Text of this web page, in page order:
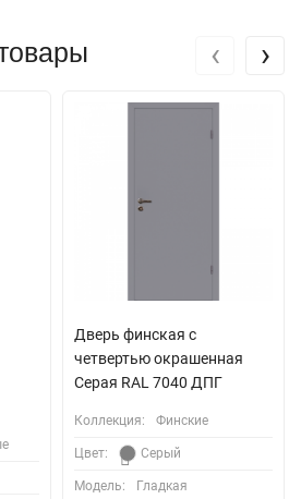
Дверь финская с
четвертью окрашенная
Серая RAL 7040 ДПГ
Коллекция: Финские
Цвет: Серый
Модель: Гладкая
‹ ›